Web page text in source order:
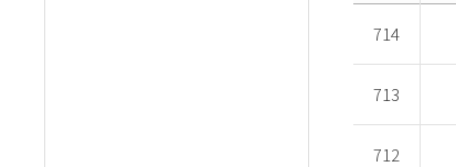
714
713
712